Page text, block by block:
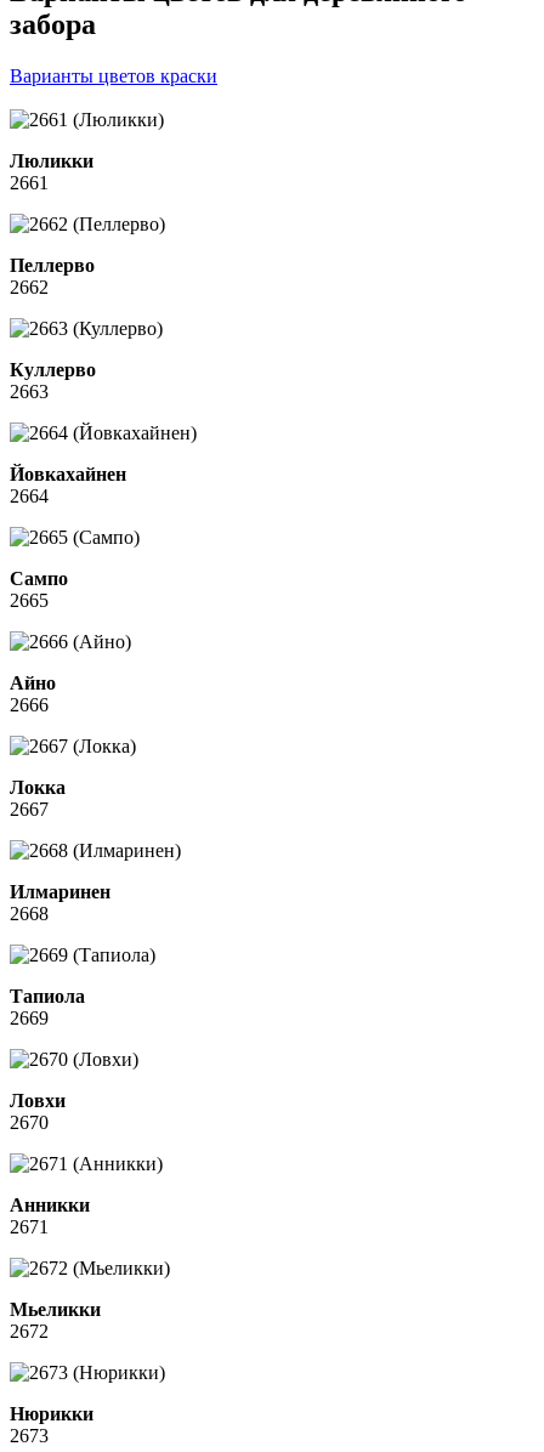
забора
Варианты цветов краски
Люликки
2661
Пеллерво
2662
Куллерво
2663
Йовкахайнен
2664
Сампо
2665
Айно
2666
Локка
2667
Илмаринен
2668
Тапиола
2669
Ловхи
2670
Анникки
2671
Мьеликки
2672
Нюрикки
2673